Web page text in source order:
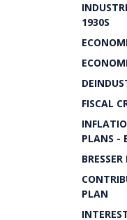
1930S
FISCAL
PLANS -
PLAN